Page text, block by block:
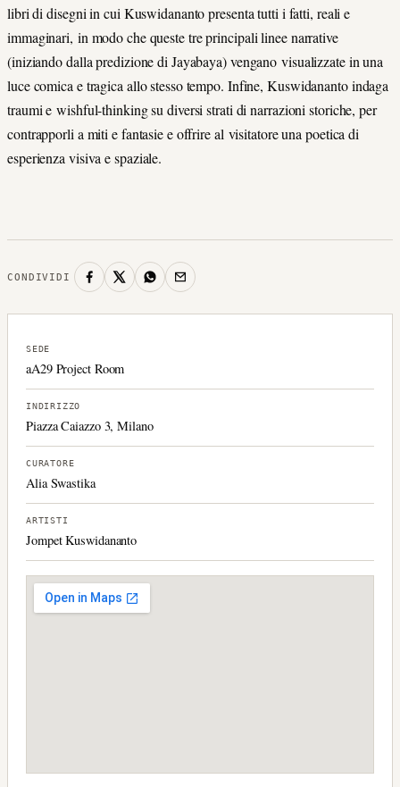
libri di disegni in cui Kuswidananto presenta tutti i fatti, reali e
immaginari, in modo che queste tre principali linee narrative
(iniziando dalla predizione di Jayabaya) vengano visualizzate in una
luce comica e tragica allo stesso tempo. Infine, Kuswidananto indaga
traumi e wishful-thinking su diversi strati di narrazioni storiche, per
contrapporli a miti e fantasie e offrire al visitatore una poetica di
esperienza visiva e spaziale.
CONDIVIDI
SEDE
aA29 Project Room
INDIRIZZO
Piazza Caiazzo 3, Milano
CURATORE
Alia Swastika
ARTISTI
Jompet Kuswidananto